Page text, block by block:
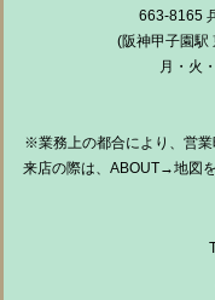
663-8165
(阪神甲子園駅
月・火
※業務上の都合により、営
来店の際は、ABOUT→地図